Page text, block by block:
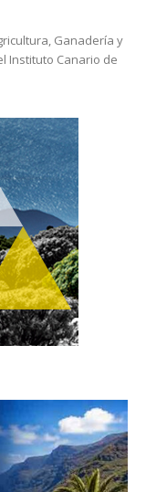
Ganadería y
Instituto Canario de